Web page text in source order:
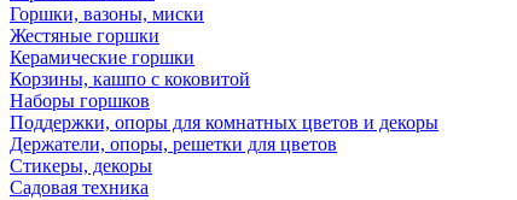
Горшки, вазоны, миски
Жестяные горшки
Керамические горшки
Корзины, кашпо с коковитой
Наборы горшков
Поддержки, опоры для комнатных цветов и декоры
Держатели, опоры, решетки для цветов
Стикеры, декоры
Садовая техника